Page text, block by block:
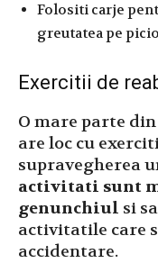
Folositi carje
greutatea pe
Exercitii de
O mare parte
are loc cu
supravegherea
activitati sunt
genunchiul si
activitatile care
accidentare.